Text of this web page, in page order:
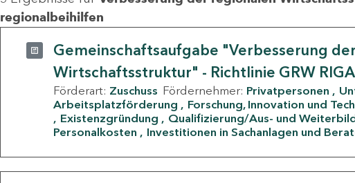
regionalbeihilfen
Gemeinschaftsaufgabe "Verbesserung
Wirtschaftsstruktur" - Richtlinie GRW RIGA
Förderart: Zuschuss Fördernehmer: Privatpersonen
Arbeitsplatzförderung
Forschung, Innovation und
Existenzgründung
Qualifizierung/Aus- und
Personalkosten
Investitionen in Sachanlagen und